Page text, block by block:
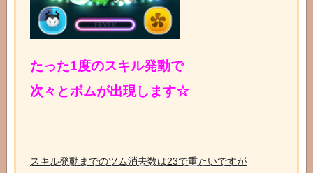
たった1度のスキル発動で
次々とボムが出現します☆
スキル発動までのツム消去数は23で重たいですが